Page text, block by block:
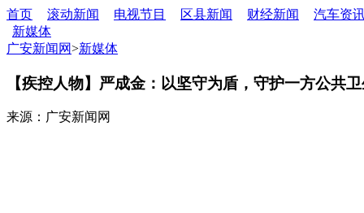
首页 滚动新闻 电视节目 区县新闻 财经新闻
汽车资
新媒体
广安新闻网>新媒体
【疾控人物】严成金：以坚守为盾，守护一方公共
来源：广安新闻网